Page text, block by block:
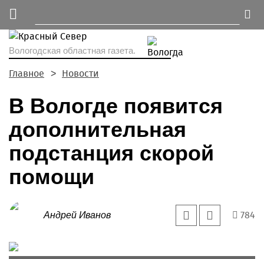
Вологодская областная газета.
Главное Новости
В Вологде появится
дополнительная
подстанция скорой
помощи
Андрей Иванов 784